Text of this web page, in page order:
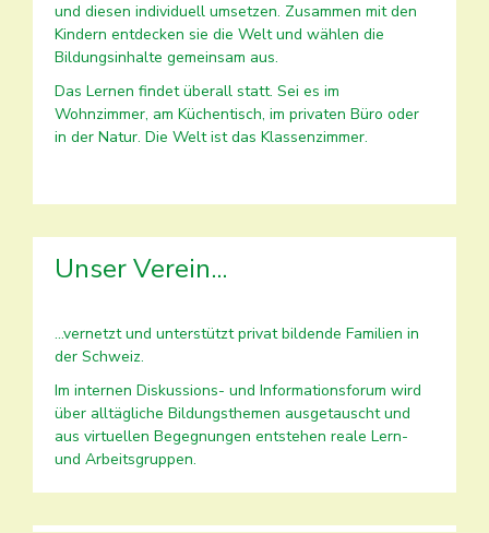
und diesen individuell umsetzen. Zusammen mit den
Kindern entdecken sie die Welt und wählen die
Bildungsinhalte gemeinsam aus.
Das Lernen findet überall statt. Sei es im
Wohnzimmer, am Küchentisch, im privaten Büro oder
in der Natur. Die Welt ist das Klassenzimmer.
Unser Verein...
...vernetzt und unterstützt privat bildende Familien in
der Schweiz.
Im internen Diskussions- und Informationsforum wird
über alltägliche Bildungsthemen ausgetauscht und
aus virtuellen Begegnungen entstehen reale Lern-
und Arbeitsgruppen.